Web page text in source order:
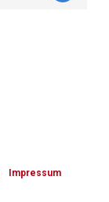
Impressum